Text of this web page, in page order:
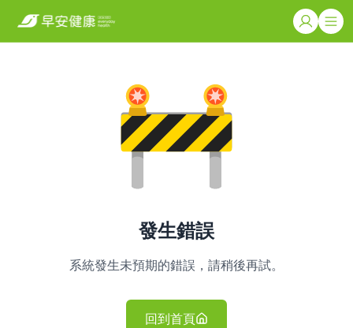
發生錯誤
系統發生未預期的錯誤，請稍後再試。
回到首頁